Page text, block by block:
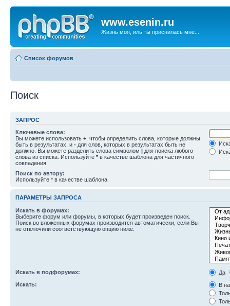
www.esenin.ru
Жизнь моя, иль ты приснилась мне...
Список форумов
Поиск
ЗАПРОС
Ключевые слова:
Вы можете использовать + , чтобы определить слова, которые должны
быть в результатах, и - для слов, которых в результатах быть не
должно. Вы можете разделить слова символом | для поиска любого
слова из списка. Используйте * в качестве шаблона для частичного
совпадения.
Поиск по автору:
Используйте * в качестве шаблона.
ПАРАМЕТРЫ ЗАПРОСА
Искать в форумах:
Выберите форум или форумы, в которых будет произведен поиск.
Поиск во вложенных форумах производится автоматически, если Вы
не отключили соответствующую опцию ниже.
Искать в подфорумах:
Да
Искать:
В